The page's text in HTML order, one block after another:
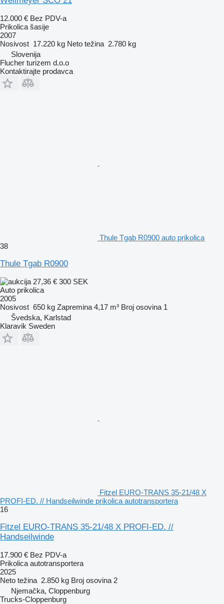
12.000 € Bez PDV-a
Prikolica šasije
2007
Nosivost 17.220 kg Neto težina 2.780 kg
Slovenija
Flucher turizem d.o.o
Kontaktirajte prodavca
Thule Tgab R0900 auto prikolica
38
Thule Tgab R0900
27,36 € 300 SEK
Auto prikolica
2005
Nosivost 650 kg Zapremina 4,17 m³ Broj osovina 1
Švedska, Karlstad
Klaravik Sweden
Fitzel EURO-TRANS 35-21/48 X
PROFI-ED. // Handseilwinde prikolica autotransportera
16
Fitzel EURO-TRANS 35-21/48 X PROFI-ED. //
Handseilwinde
17.900 € Bez PDV-a
Prikolica autotransportera
2025
Neto težina 2.850 kg Broj osovina 2
Njemačka, Cloppenburg
Trucks-Cloppenburg